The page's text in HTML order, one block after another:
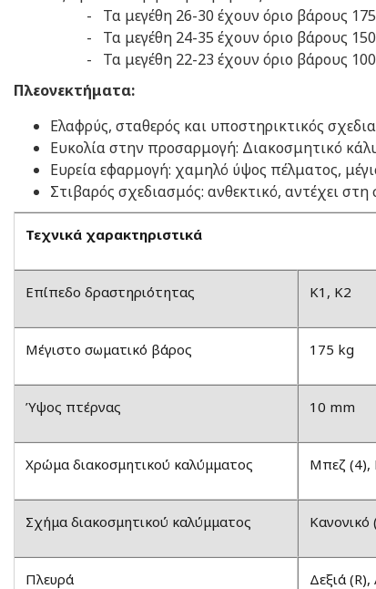
- Τα μεγέθη 26-30 έχουν όριο βάρους
- Τα μεγέθη 24-35 έχουν όριο βάρους
- Τα μεγέθη 22-23 έχουν όριο βάρους
Πλεονεκτήματα:
Ελαφρύς, σταθερός και υποστηρικτικός
Ευκολία στην προσαρμογή: Διακοσμητικό
Ευρεία εφαρμογή: χαμηλό ύψος πέλματος,
​Στιβαρός σχεδιασμός: ανθεκτικό, αντέχει
Τεχνικά χαρακτηριστικά
Επίπεδο δραστηριότητας K1, K2
Μέγιστο σωματικό βάρος 175 kg
Ύψος πτέρνας 10 mm
Χρώμα διακοσμητικού καλύμματος Μπεζ (4),
Σχήμα διακοσμητικού καλύμματος Κανονικό
Πλευρά Δεξιά